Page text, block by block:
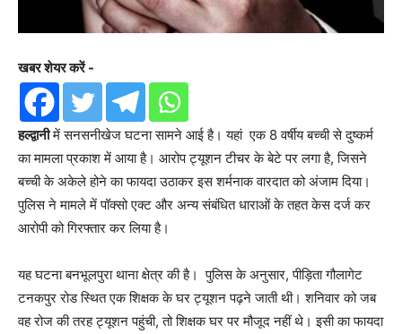
खबर शेयर करें -
हल्द्वानीमें सनसनीखेज घटना सामने आई है। यहां एक 8 वर्षीय बच्ची से दुष्कर्म
का मामला प्रकाश में आया है। आरोप ट्यूशन टीचर के बेटे पर लगा है, जिसने
बच्ची के अकेले होने का फायदा उठाकर इस शर्मनाक वारदात को अंजाम दिया।
पुलिस ने मामले में पॉक्सो एक्ट और अन्य संबंधित धाराओं के तहत केस दर्ज कर
आरोपी को गिरफ्तार कर लिया है।
यह घटना बनभूलपुरा थाना क्षेत्र की है। पुलिस के अनुसार, पीड़िता गौलागेट
टनकपुर रोड स्थित एक शिक्षक के घर ट्यूशन पढ़ने जाती थी। शनिवार को जब
वह रोज की तरह ट्यूशन पहुंची, तो शिक्षक घर पर मौजूद नहीं थे। इसी का फायदा